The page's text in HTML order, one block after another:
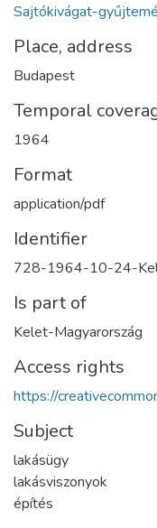
Sajtókivágat-
Place, address
Budapest
Temporal
1964
Format
application/pdf
Identifier
728-1964-10-24-
Is part of
Kelet-Magyarország
Access rights
https://
Subject
lakásügy
lakásviszonyok
építés